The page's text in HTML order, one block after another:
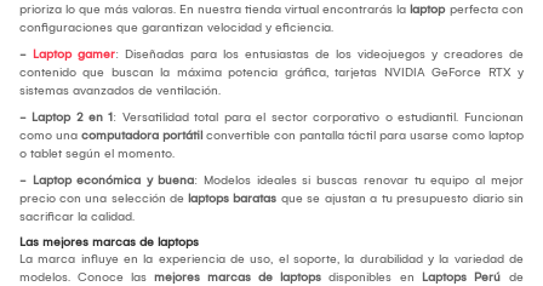
prioriza lo que más valoras. En nuestra tienda virtual encontrarás la laptopperfecta con
configuraciones que garantizan velocidad y eficiencia.
- Laptop gamer: Diseñadas para los entusiastas de los videojuegos y creadores de
contenido que buscan la máxima potencia gráfica, tarjetas NVIDIA GeForce RTX y
sistemas avanzados de ventilación.
- Laptop 2 en 1: Versatilidad total para el sector corporativo o estudiantil. Funcionan
como una computadora portátil convertible con pantalla táctil para usarse como laptop
o tablet según el momento.
- Laptop económica y buena: Modelos ideales si buscas renovar tu equipo al mejor
precio con una selección de laptops baratas que se ajustan a tu presupuesto diario sin
sacrificar la calidad.
Las mejores marcas de laptops
La marca influye en la experiencia de uso, el soporte, la durabilidad y la variedad de
modelos. Conoce las mejores marcas de laptops disponibles en Laptops Perú de